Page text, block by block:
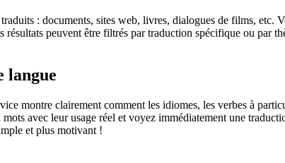
: documents, sites web, livres, dialogues de films, etc.
peuvent être filtrés par traduction spécifique ou par
langue
montre clairement comment les idiomes, les verbes à
avec leur usage réel et voyez immédiatement une
et plus motivant !